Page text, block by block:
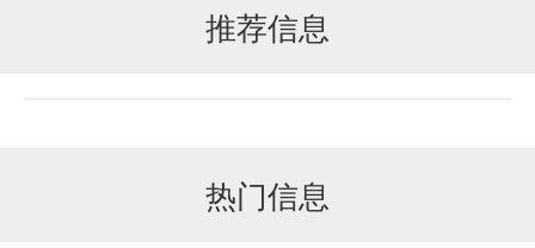
推荐信息
热门信息